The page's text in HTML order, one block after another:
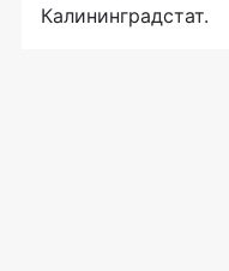
Калининградстат.